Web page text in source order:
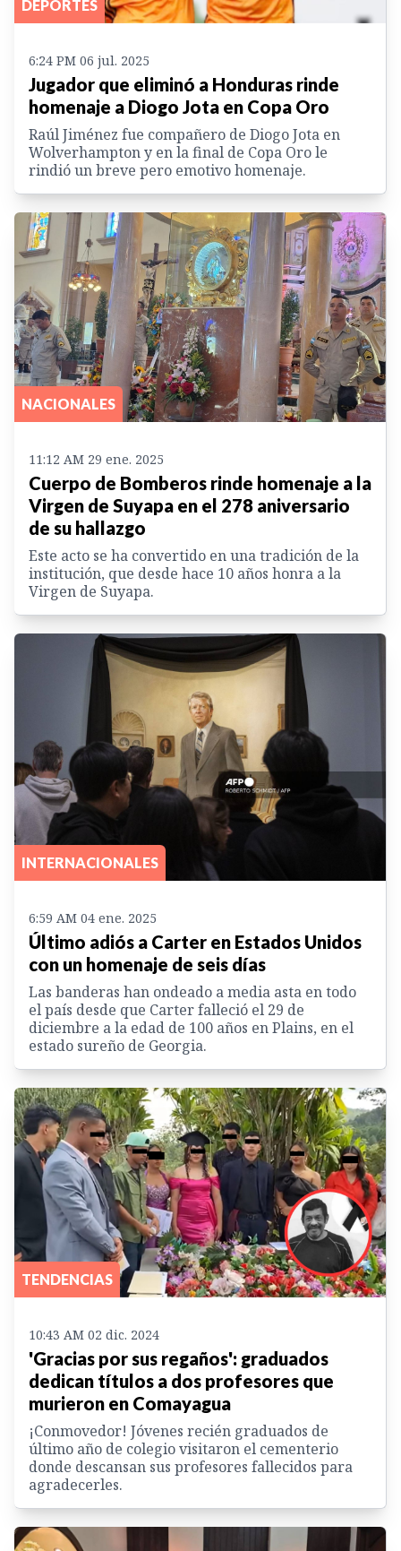
DEPORTES
6:24 PM 06 jul. 2025
Jugador que eliminó a Honduras rinde
homenaje a Diogo Jota en Copa Oro
Raúl Jiménez fue compañero de Diogo Jota en
Wolverhampton y en la final de Copa Oro le
rindió un breve pero emotivo homenaje.
NACIONALES
11:12 AM 29 ene. 2025
Cuerpo de Bomberos rinde homenaje a la
Virgen de Suyapa en el 278 aniversario
de su hallazgo
Este acto se ha convertido en una tradición de la
institución, que desde hace 10 años honra a la
Virgen de Suyapa.
INTERNACIONALES
6:59 AM 04 ene. 2025
Último adiós a Carter en Estados Unidos
con un homenaje de seis días
Las banderas han ondeado a media asta en todo
el país desde que Carter falleció el 29 de
diciembre a la edad de 100 años en Plains, en el
estado sureño de Georgia.
TENDENCIAS
10:43 AM 02 dic. 2024
'Gracias por sus regaños': graduados
dedican títulos a dos profesores que
murieron en Comayagua
¡Conmovedor! Jóvenes recién graduados de
último año de colegio visitaron el cementerio
donde descansan sus profesores fallecidos para
agradecerles.